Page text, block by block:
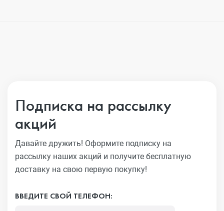
Подписка на рассылку
акций
Давайте дружить! Оформите подписку на
рассылку наших акций и получите бесплатную
доставку на свою первую покупку!
ВВЕДИТЕ СВОЙ ТЕЛЕФОН: